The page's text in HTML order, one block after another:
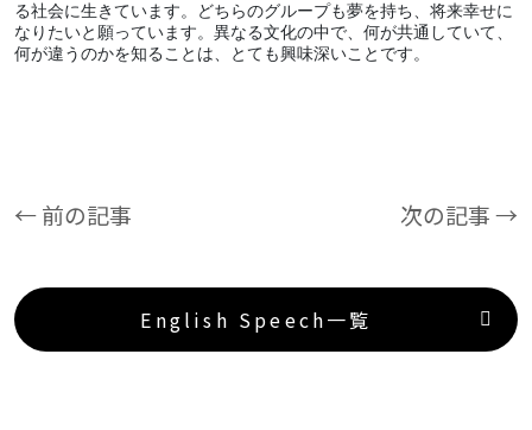
る社会に生きています。どちらのグループも夢を持ち、将来幸せに
なりたいと願っています。異なる文化の中で、何が共通していて、
何が違うのかを知ることは、とても興味深いことです。
← 前の記事 次の記事 →
English Speech一覧